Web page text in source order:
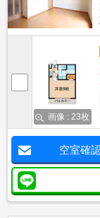
画像 : 23枚
空室確